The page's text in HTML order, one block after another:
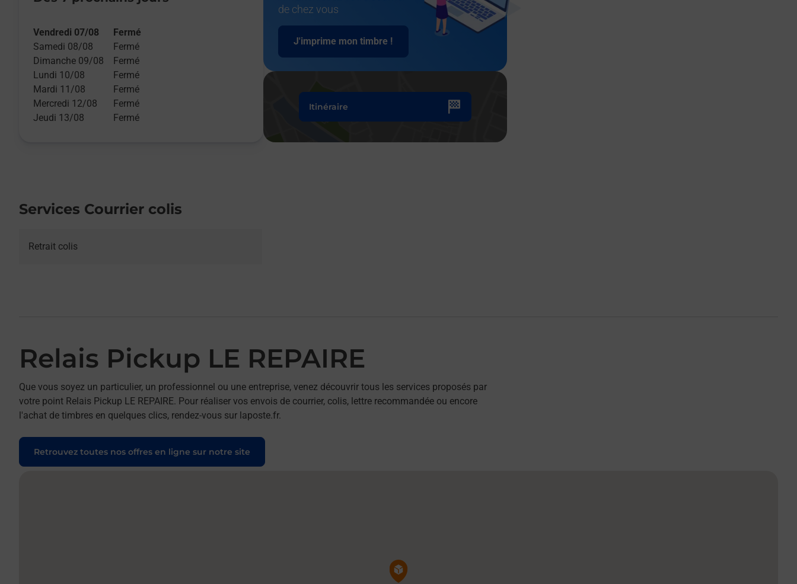
Vendredi 07/08
Fermé
Samedi 08/08
Fermé
Dimanche 09/08
Fermé
Lundi 10/08
Fermé
Mardi 11/08
Fermé
Mercredi 12/08
Fermé
Jeudi 13/08
Fermé
de chez vous
J'imprime mon timbre !
Itinéraire
Services Courrier colis
Retrait colis
Relais Pickup LE REPAIRE
Que vous soyez un particulier, un professionnel ou une entreprise, venez découvrir tous les services proposés par
votre point Relais Pickup LE REPAIRE. Pour réaliser vos envois de courrier, colis, lettre recommandée ou encore
l'achat de timbres en quelques clics, rendez-vous sur laposte.fr.
Retrouvez toutes nos offres en ligne sur notre site
Pin de la carte